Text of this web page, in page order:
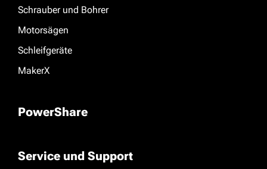
Schrauber und Bohrer
Motorsägen
Schleifgeräte
MakerX
PowerShare
Service und Support